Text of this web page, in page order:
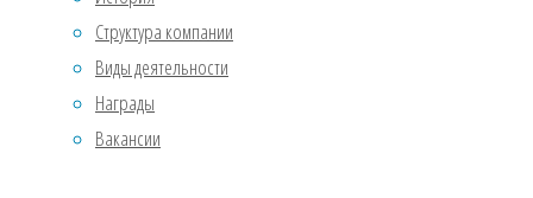
Структура компании
Виды деятельности
Награды
Вакансии
состоянии
1990